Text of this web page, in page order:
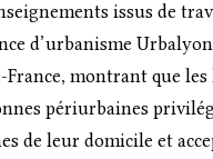
issus de
d’urbanisme
France, montrant que les
périurbaines
de leur domicile et